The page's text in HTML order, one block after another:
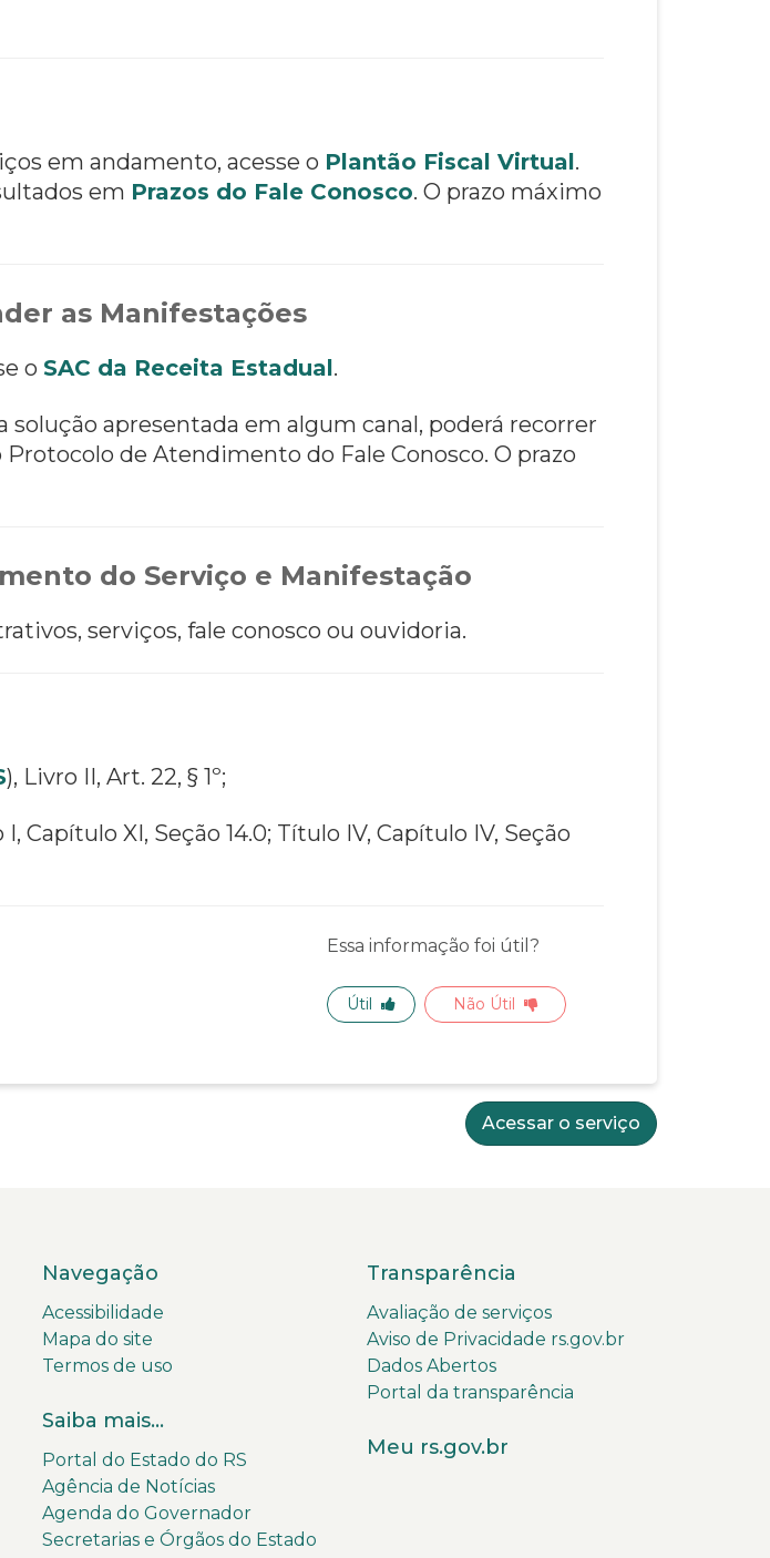
em andamento, acesse o Plantão Fiscal Virtual.
em Prazos do Fale Conosco. O prazo máximo
as Manifestações
o SAC da Receita Estadual.
apresentada em algum canal, poderá recorrer
de Atendimento do Fale Conosco. O prazo
do Serviço e Manifestação
serviços, fale conosco ou ouvidoria.
), Livro II, Art. 22, § 1º;
I, Capítulo XI, Seção 14.0; Título IV, Capítulo IV, Seção
Essa informação foi útil?
Útil Não Útil
Acessar o serviço
Navegação
Acessibilidade
Mapa do site
Termos de uso
Saiba mais...
Portal do Estado do RS
Agência de Notícias
Agenda do Governador
Secretarias e Órgãos do Estado
Transparência
Avaliação de serviços
Aviso de Privacidade rs.gov.br
Dados Abertos
Portal da transparência
Meu rs.gov.br